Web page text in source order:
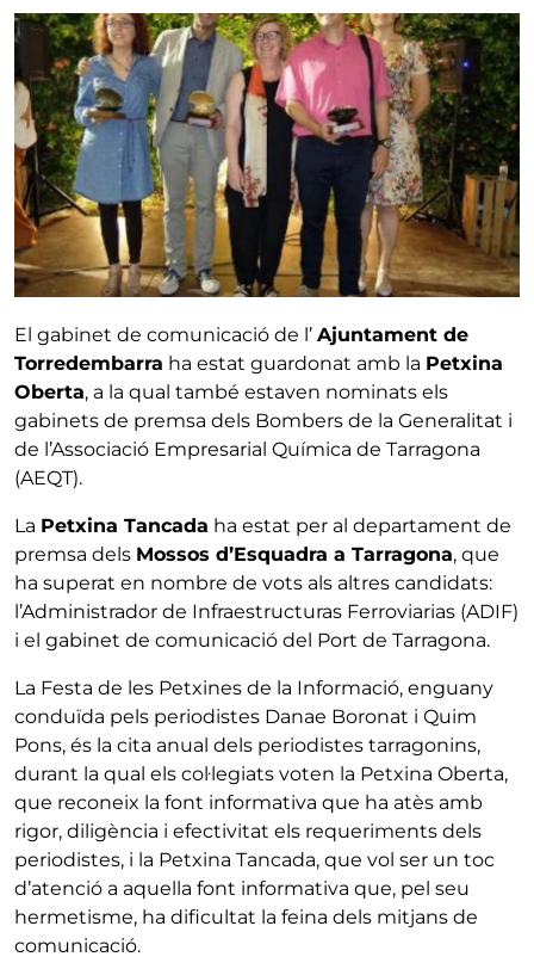
El gabinet de comunicació de l’ Ajuntament de
Torredembarra ha estat guardonat amb la Petxina
Oberta, a la qual també estaven nominats els
gabinets de premsa dels Bombers de la Generalitat i
de l’Associació Empresarial Química de Tarragona
(AEQT).
La Petxina Tancada ha estat per al departament de
premsa dels Mossos d’Esquadra a Tarragona, que
ha superat en nombre de vots als altres candidats:
l’Administrador de Infraestructuras Ferroviarias (ADIF)
i el gabinet de comunicació del Port de Tarragona.
La Festa de les Petxines de la Informació, enguany
conduïda pels periodistes Danae Boronat i Quim
Pons, és la cita anual dels periodistes tarragonins,
durant la qual els col·legiats voten la Petxina Oberta,
que reconeix la font informativa que ha atès amb
rigor, diligència i efectivitat els requeriments dels
periodistes, i la Petxina Tancada, que vol ser un toc
d’atenció a aquella font informativa que, pel seu
hermetisme, ha dificultat la feina dels mitjans de
comunicació.